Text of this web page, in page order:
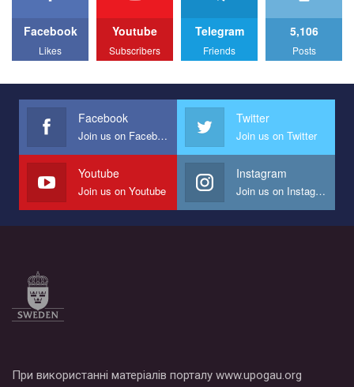
All you have to do is to press "Like" below the video.
Эмоционально сильный ролик от команды "Гей-альянс
представляющий программу развития организации.
Мы просим вас поддержать нас и помочь нам реализовать
наш план по борьбе с насилием и дискриминацией на почве
СОГИ в Украине.
Все, что вам нужно сделать - это зайти на наш канал YouTube
Facebook
Likes
Youtube
Subscribers
Telegram
Friends
5,106
Posts
Facebook
Join us on Facebook
Twitter
Join us on Twitter
Youtube
Join us on Youtube
Instagram
Join us on Instagram
При використанні матеріалів порталу www.upogau.org